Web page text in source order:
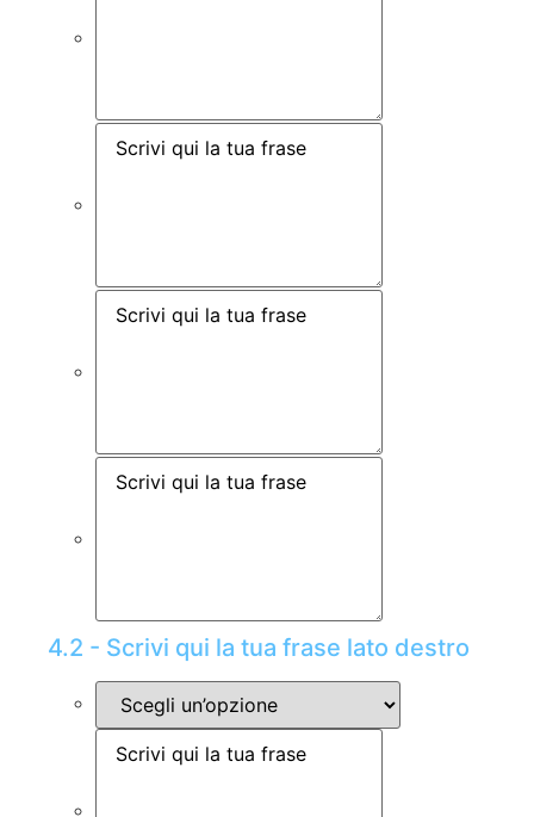
4.2 - Scrivi qui la tua frase lato destro